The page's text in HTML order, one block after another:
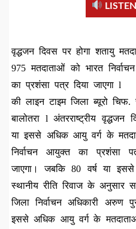
वृद्धजन दिवस पर होगा शतायु
975 मतदाताओं को भारत
का प्रशंसा पत्र दिया जाएगा l
की लाइन टाइम जिला ब्यूरो
बालोतरा l अंतरराष्ट्रीय
या इससे अधिक आयु वर्ग के
निर्वाचन आयुक्त का प्रशंसा
जाएगा। जबकि 80 वर्ष या
स्थानीय रीति रिवाज के अनुसार
जिला निर्वाचन अधिकारी अरुण
इससे अधिक आयु वर्ग के मतदाताओं